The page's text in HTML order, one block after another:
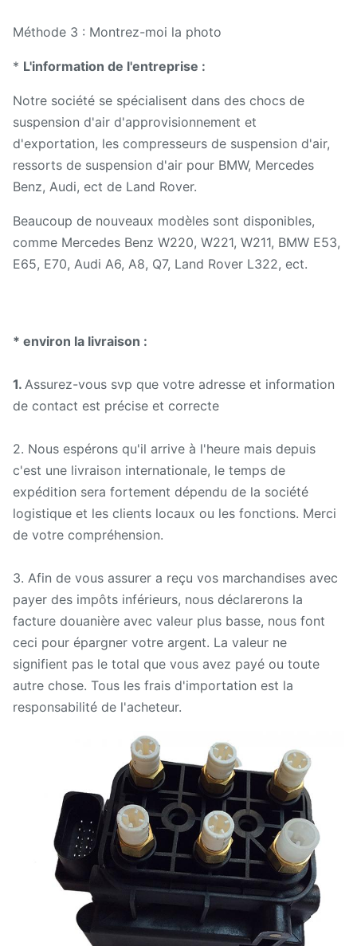
Méthode 3 : Montrez-moi la photo
* L'information de l'entreprise :
Notre société se spécialisent dans des chocs de
suspension d'air d'approvisionnement et
d'exportation, les compresseurs de suspension d'air,
ressorts de suspension d'air pour BMW, Mercedes
Benz, Audi, ect de Land Rover.
Beaucoup de nouveaux modèles sont disponibles,
comme Mercedes Benz W220, W221, W211, BMW E53,
E65, E70, Audi A6, A8, Q7, Land Rover L322, ect.
* environ la livraison :
1. Assurez-vous svp que votre adresse et information
de contact est précise et correcte
2. Nous espérons qu'il arrive à l'heure mais depuis
c'est une livraison internationale, le temps de
expédition sera fortement dépendu de la société
logistique et les clients locaux ou les fonctions. Merci
de votre compréhension.
3. Afin de vous assurer a reçu vos marchandises avec
payer des impôts inférieurs, nous déclarerons la
facture douanière avec valeur plus basse, nous font
ceci pour épargner votre argent. La valeur ne
signifient pas le total que vous avez payé ou toute
autre chose. Tous les frais d'importation est la
responsabilité de l'acheteur.